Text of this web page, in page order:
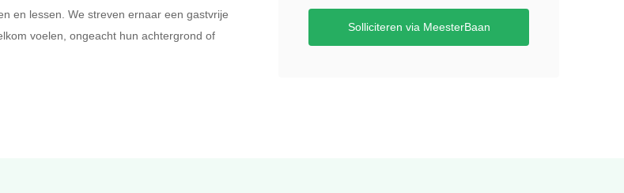
en lessen. We streven ernaar een gastvrije
voelen, ongeacht hun achtergrond of
Solliciteren via MeesterBaan